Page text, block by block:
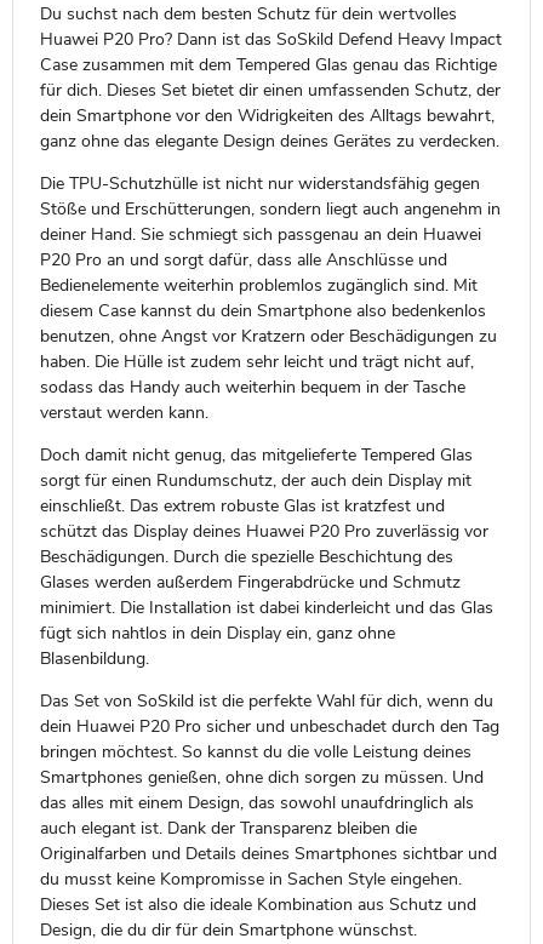
Du suchst nach dem besten Schutz für dein wertvolles
Huawei P20 Pro? Dann ist das SoSkild Defend Heavy Impact
Case zusammen mit dem Tempered Glas genau das Richtige
für dich. Dieses Set bietet dir einen umfassenden Schutz, der
dein Smartphone vor den Widrigkeiten des Alltags bewahrt,
ganz ohne das elegante Design deines Gerätes zu verdecken.
Die TPU-Schutzhülle ist nicht nur widerstandsfähig gegen
Stöße und Erschütterungen, sondern liegt auch angenehm in
deiner Hand. Sie schmiegt sich passgenau an dein Huawei
P20 Pro an und sorgt dafür, dass alle Anschlüsse und
Bedienelemente weiterhin problemlos zugänglich sind. Mit
diesem Case kannst du dein Smartphone also bedenkenlos
benutzen, ohne Angst vor Kratzern oder Beschädigungen zu
haben. Die Hülle ist zudem sehr leicht und trägt nicht auf,
sodass das Handy auch weiterhin bequem in der Tasche
verstaut werden kann.
Doch damit nicht genug, das mitgelieferte Tempered Glas
sorgt für einen Rundumschutz, der auch dein Display mit
einschließt. Das extrem robuste Glas ist kratzfest und
schützt das Display deines Huawei P20 Pro zuverlässig vor
Beschädigungen. Durch die spezielle Beschichtung des
Glases werden außerdem Fingerabdrücke und Schmutz
minimiert. Die Installation ist dabei kinderleicht und das Glas
fügt sich nahtlos in dein Display ein, ganz ohne
Blasenbildung.
Das Set von SoSkild ist die perfekte Wahl für dich, wenn du
dein Huawei P20 Pro sicher und unbeschadet durch den Tag
bringen möchtest. So kannst du die volle Leistung deines
Smartphones genießen, ohne dich sorgen zu müssen. Und
das alles mit einem Design, das sowohl unaufdringlich als
auch elegant ist. Dank der Transparenz bleiben die
Originalfarben und Details deines Smartphones sichtbar und
du musst keine Kompromisse in Sachen Style eingehen.
Dieses Set ist also die ideale Kombination aus Schutz und
Design, die du dir für dein Smartphone wünschst.